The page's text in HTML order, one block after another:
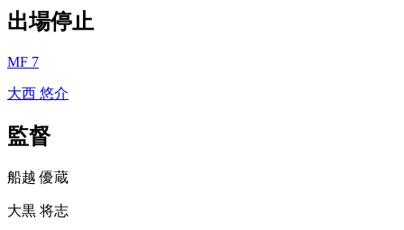
出場停止
MF 7
大西 悠介
監督
船越 優蔵
大黒 将志